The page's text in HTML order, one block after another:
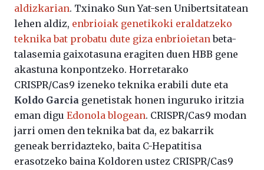
aldizkarian. Txinako Sun Yat-sen Unibertsitatean
lehen aldiz, enbrioiak genetikoki eraldatzeko
teknika bat probatu dute giza enbrioietanbeta-
talasemia gaixotasuna eragiten duen HBB gene
akastuna konpontzeko. Horretarako
CRISPR/Cas9 izeneko teknika erabili dute eta
Koldo Garcia genetistak honen inguruko iritzia
eman digu Edonola blogean. CRISPR/Cas9 modan
jarri omen den teknika bat da, ez bakarrik
geneak berridazteko, baita C-Hepatitisa
erasotzeko baina Koldoren ustez CRISPR/Cas9